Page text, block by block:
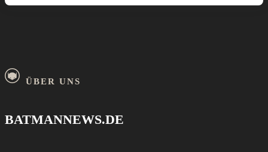
ÜBER UNS
BATMANNEWS.DE